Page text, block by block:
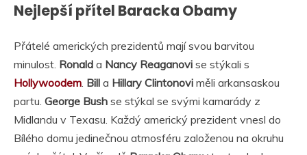
Nejlepší přítel Baracka Obamy
Přátelé amerických prezidentů mají svou barvitou
minulost. Ronald a Nancy Reaganovi se stýkali s
Hollywoodem. Bill a Hillary Clintonovi měli arkansaskou
partu. George Bush se stýkal se svými kamarády z
Midlandu v Texasu. Každý americký prezident vnesl do
Bílého domu jedinečnou atmosféru založenou na okruhu